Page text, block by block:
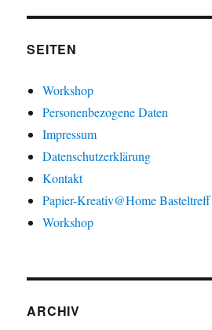
SEITEN
Workshop
Personenbezogene Daten
Impressum
Datenschutzerklärung
Kontakt
Papier-Kreativ@Home Basteltreff
Workshop
ARCHIV